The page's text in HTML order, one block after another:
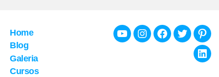
Home
Blog
Galeria
Cursos
YoutubeInstagramFacebook
Twitter